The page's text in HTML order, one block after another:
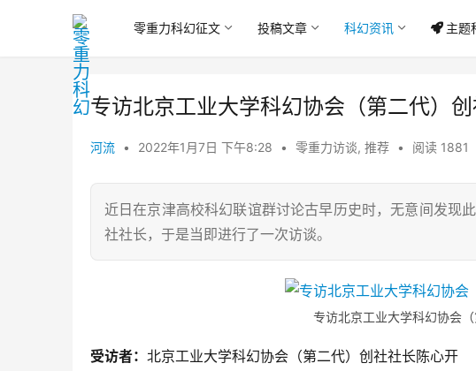
零重力科幻征文 投稿文章 科幻资讯 主题
专访北京工业大学科幻协会（第二代）
河流 • 2022年1月7日 下午8:28 • 零重力访谈, 推荐 • 阅读 1881
近日在京津高校科幻联谊群讨论古早历史时，无意间发现
社社长，于是当即进行了一次访谈。
专访北京工业大学科幻协会
受访者： 北京工业大学科幻协会（第二代）创社社长陈心开